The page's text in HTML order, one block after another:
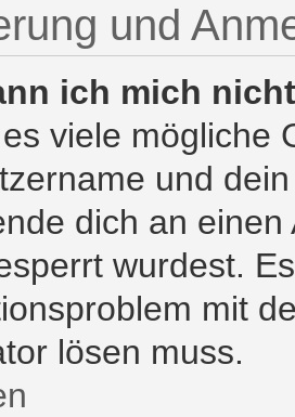
und
ich mich
viele mögliche
und
dich an
wurdest.
mit
lösen muss.